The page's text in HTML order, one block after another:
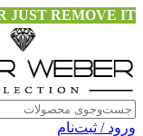
JUST REMOVE IT…
ورود / ثبت‌نام